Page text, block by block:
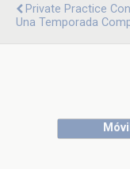
Private Practice
Una Temporada
Móvil